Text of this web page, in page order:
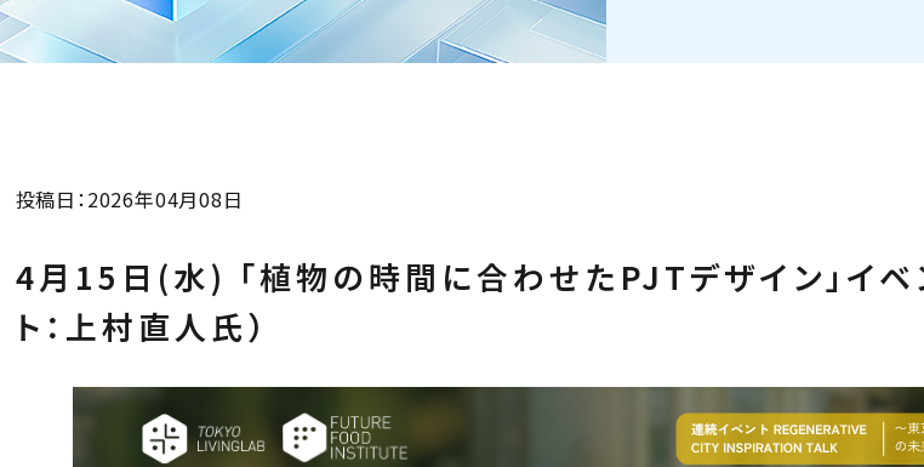
投稿日：2026年04月08日
4月15日(水) 「植物の時間に合わせたPJTデザイン」イベ
ト：上村直人氏）